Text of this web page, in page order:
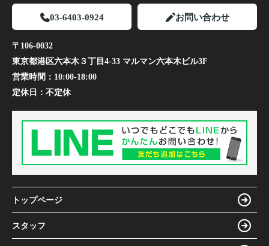
03-6403-0924 お問い合わせ
〒106-0032
東京都港区六本木３丁目4-33 マルマン六本木ビル3F
営業時間： 10:00-18:00
定休日： 不定休
トップページ
スタッフ